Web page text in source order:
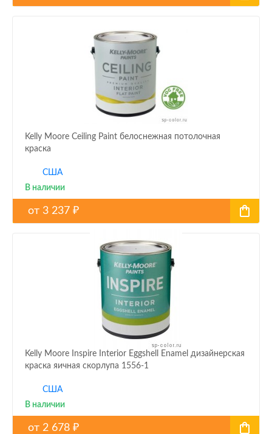
Kelly Moore Ceiling Paint белоснежная потолочная
краска
США
В наличии
от 3 237 ₽
Kelly Moore Inspire Interior Eggshell Enamel дизайнерская
краска яичная скорлупа 1556-1
США
В наличии
от 2 678 ₽